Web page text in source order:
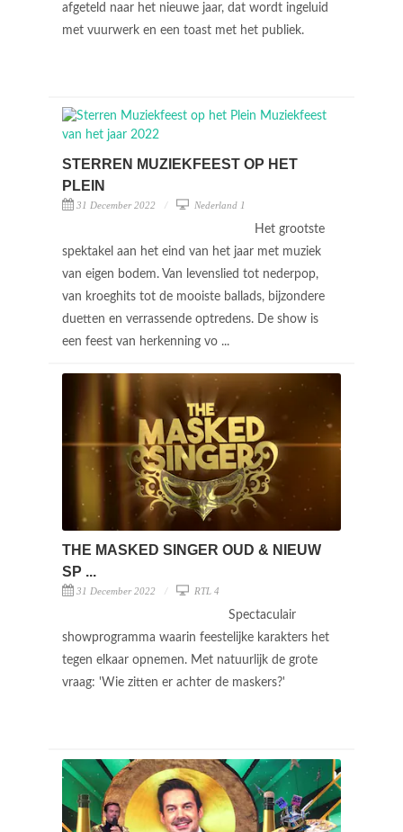
afgeteld naar het nieuwe jaar, dat wordt ingeluid
met vuurwerk en een toast met het publiek.
STERREN MUZIEKFEEST OP HET
PLEIN
31 December 2022 Nederland 1
Het grootste
spektakel aan het eind van het jaar met muziek
van eigen bodem. Van levenslied tot nederpop,
van kroeghits tot de mooiste ballads, bijzondere
duetten en verrassende optredens. De show is
een feest van herkenning vo ...
THE MASKED SINGER OUD & NIEUW
SP ...
31 December 2022 RTL 4
Spectaculair
showprogramma waarin feestelijke karakters het
tegen elkaar opnemen. Met natuurlijk de grote
vraag: 'Wie zitten er achter de maskers?'